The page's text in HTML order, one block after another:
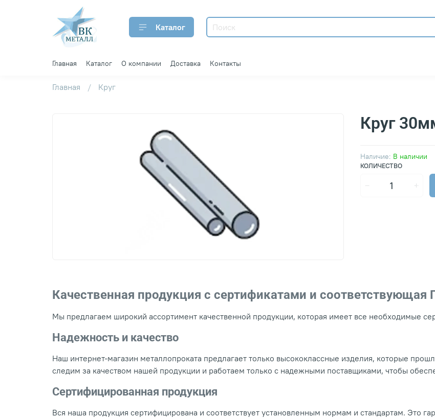
Каталог
Главная Каталог О компании Доставка Контакты
Главная Круг
Наличие: В наличии
Круг
КОЛИЧЕСТВО
Качественная продукция с сертификатами и соответствующая
Мы предлагаем широкий ассортимент качественной продукции, которая имеет все необходимые
Надежность и качество
Наш интернет-магазин металлопроката предлагает только высококлассные изделия, которые
следим за качеством нашей продукции и работаем только с надежными поставщиками, чтобы
Сертифицированная продукция
Вся наша продукция сертифицирована и соответствует установленным нормам и стандартам. Это